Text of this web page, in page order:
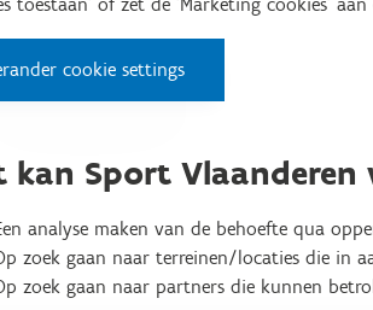
cookie settings
kan Sport Vlaanderen
analyse maken van de behoefte qua
zoek gaan naar terreinen/locaties die in
zoek gaan naar partners die kunnen